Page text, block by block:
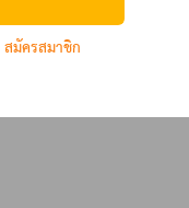
สมัครสมาชิก